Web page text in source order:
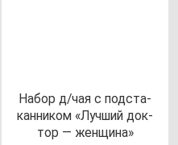
Набор д/чая с под­ста­
кан­ни­ком «Луч­ший док­
тор — жен­щи­на»